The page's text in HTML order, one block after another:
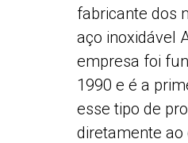
fabricante dos
aço inoxidável
empresa foi
1990 e é a
esse tipo de
diretamente ao